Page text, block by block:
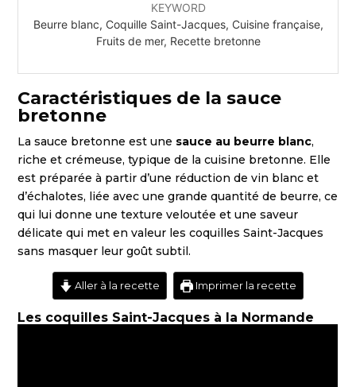
KEYWORD
Beurre blanc, Coquille Saint-Jacques, Cuisine française,
Fruits de mer, Recette bretonne
Caractéristiques de la sauce
bretonne
La sauce bretonne est une sauce au beurre blanc,
riche et crémeuse, typique de la cuisine bretonne. Elle
est préparée à partir d’une réduction de vin blanc et
d’échalotes, liée avec une grande quantité de beurre, ce
qui lui donne une texture veloutée et une saveur
délicate qui met en valeur les coquilles Saint-Jacques
sans masquer leur goût subtil.
Aller à la recette Imprimer la recette
Les coquilles Saint-Jacques à la Normande